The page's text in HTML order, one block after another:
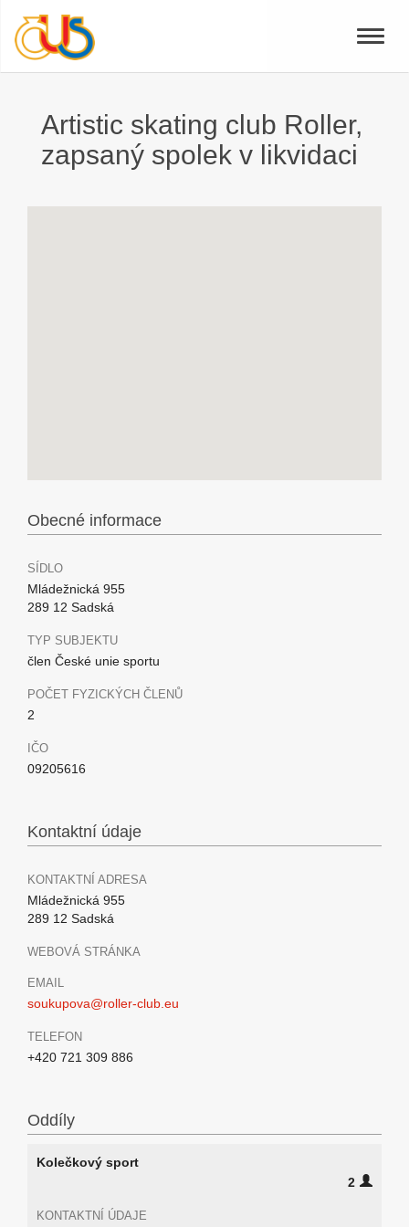
Toggle
Artistic skating club Roller,
zapsaný spolek v likvidaci
Obecné informace
SÍDLO
Mládežnická 955
289 12 Sadská
TYP SUBJEKTU
člen České unie sportu
POČET FYZICKÝCH ČLENŮ
2
IČO
09205616
Kontaktní údaje
KONTAKTNÍ ADRESA
Mládežnická 955
289 12 Sadská
WEBOVÁ STRÁNKA
EMAIL
soukupova@roller-club.eu
TELEFON
+420 721 309 886
Oddíly
Kolečkový sport
2
KONTAKTNÍ ÚDAJE